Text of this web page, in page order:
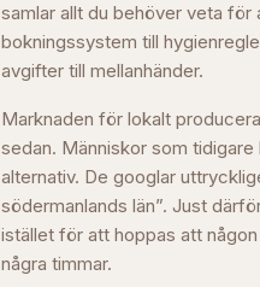
samlar allt du behöver veta för
bokningssystem till
avgifter till mellanhänder.
Marknaden för lokalt
sedan. Människor som
alternativ. De googlar
södermanlands län”. Just
istället för att hoppas att
några timmar.